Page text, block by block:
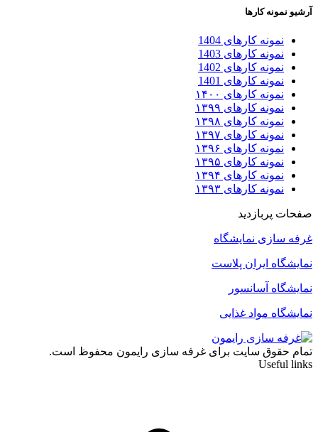
آرشیو نمونه کارها
نمونه کارهای 1404
نمونه کارهای 1403
نمونه کارهای 1402
نمونه کارهای 1401
نمونه کارهای ۱۴۰۰
نمونه کارهای ۱۳۹۹
نمونه کارهای ۱۳۹۸
نمونه کارهای ۱۳۹۷
نمونه کارهای ۱۳۹۶
نمونه کارهای ۱۳۹۵
نمونه کارهای ۱۳۹۴
نمونه کارهای ۱۳۹۳
صفحات پربازدید
غرفه سازی نمایشگاه
نمایشگاه ایران پلاست
نمایشگاه آسانسور
نمایشگاه مواد غذایی
تمام حقوق سایت برای غرفه سازی رایمون محفوظ است.
Useful links